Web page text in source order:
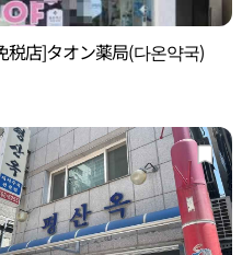
税店]タオン薬局(다온약국)